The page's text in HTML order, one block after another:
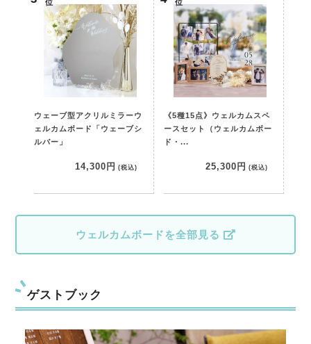
位
ウェーブ型アクリルミラーウ
ェルカムボード「ウェーブシ
ルバー」
14,300円 (税込)
位
《5種15点》ウェルカムスペ
ースセット（ウェルカムボー
ド・...
25,300円 (税込)
ウェルカムボードを全部見る
ゲストブック